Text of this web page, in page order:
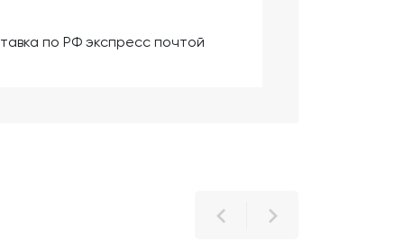
по РФ экспресс почтой